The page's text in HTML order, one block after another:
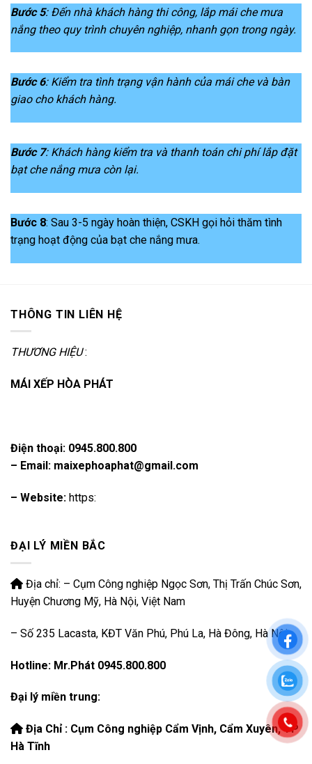
Bước 5: Đến nhà khách hàng thi công, lắp mái che mưa
nắng theo quy trình chuyên nghiệp, nhanh gọn trong ngày.
Bước 6: Kiểm tra tình trạng vận hành của mái che và bàn
giao cho khách hàng.
Bước 7: Khách hàng kiểm tra và thanh toán chi phí lắp đặt
bạt che nắng mưa còn lại.
Bước 8: Sau 3-5 ngày hoàn thiện, CSKH gọi hỏi thăm tình
trạng hoạt động của bạt che nắng mưa.
THÔNG TIN LIÊN HỆ
THƯƠNG HIỆU:
MÁI XẾP HÒA PHÁT
Điện thoại: 0945.800.800
– Email: maixephoaphat@gmail.com
– Website: https:
ĐẠI LÝ MIỀN BẮC
Địa chỉ: – Cụm Công nghiệp Ngọc Sơn, Thị Trấn Chúc Sơn,
Huyện Chương Mỹ, Hà Nội, Việt Nam
– Số 235 Lacasta, KĐT Văn Phú, Phú La, Hà Đông, Hà Nội
Hotline: Mr.Phát 0945.800.800
Đại lý miền trung:
Địa Chỉ : Cụm Công nghiệp Cẩm Vịnh, Cẩm Xuyên, TP
Hà Tĩnh